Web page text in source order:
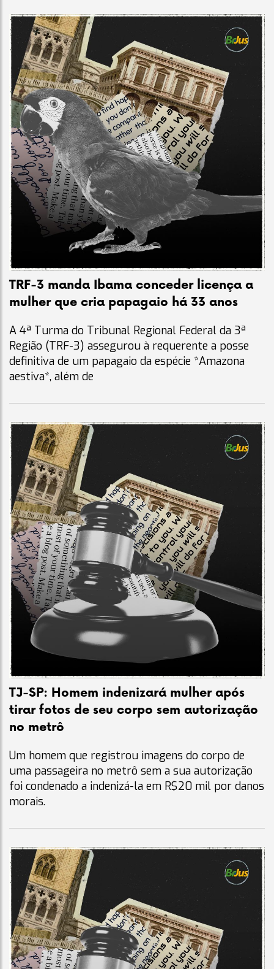
TRF-3 manda Ibama conceder licença a
mulher que cria papagaio há 33 anos
A 4ª Turma do Tribunal Regional Federal da 3ª
Região (TRF-3) assegurou à requerente a posse
definitiva de um papagaio da espécie *Amazona
aestiva*, além de
TJ-SP: Homem indenizará mulher após
tirar fotos de seu corpo sem autorização
no metrô
Um homem que registrou imagens do corpo de
uma passageira no metrô sem a sua autorização
foi condenado a indenizá-la em R$20 mil por danos
morais.